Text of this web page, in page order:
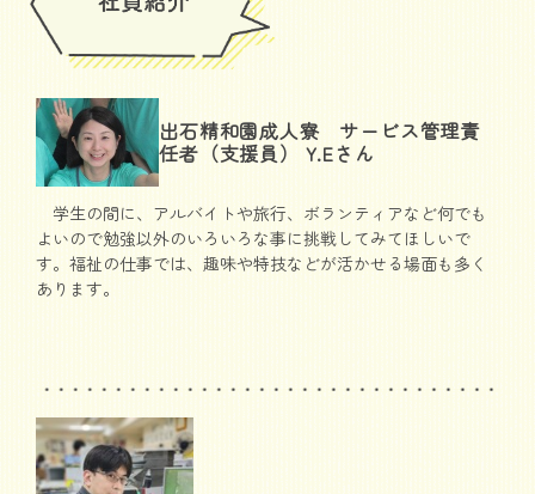
出石精和園成人寮 サービス管理責
任者（支援員） Y.Eさん
学生の間に、アルバイトや旅行、ボランティアなど何でも
よいので勉強以外のいろいろな事に挑戦してみてほしいで
す。福祉の仕事では、趣味や特技などが活かせる場面も多く
あります。